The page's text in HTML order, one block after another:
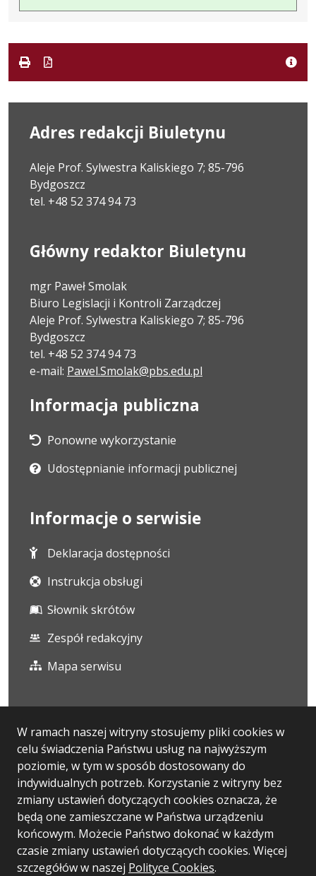
W ramach naszej witryny stosujemy pliki cookies w
celu świadczenia Państwu usług na najwyższym
poziomie, w tym w sposób dostosowany do
indywidualnych potrzeb. Korzystanie z witryny bez
zmiany ustawień dotyczących cookies oznacza, że
będą one zamieszczane w Państwa urządzeniu
końcowym. Możecie Państwo dokonać w każdym
czasie zmiany ustawień dotyczących cookies. Więcej
szczegółów w naszej Polityce Cookies.
Adres redakcji Biuletynu
Aleje Prof. Sylwestra Kaliskiego 7; 85-796
Bydgoszcz
tel. +48 52 374 94 73
Główny redaktor Biuletynu
mgr Paweł Smolak
Biuro Legislacji i Kontroli Zarządczej
Aleje Prof. Sylwestra Kaliskiego 7; 85-796
Bydgoszcz
tel. +48 52 374 94 73
e-mail: Pawel.Smolak@pbs.edu.pl
Informacja publiczna
Ponowne wykorzystanie
Udostępnianie informacji publicznej
Informacje o serwisie
Deklaracja dostępności
Instrukcja obsługi
Słownik skrótów
Zespół redakcyjny
Mapa serwisu
Statystyki oglądalności
Ostatnio dodane
Polityka prywatności
Wersja systemu: 5.7.0